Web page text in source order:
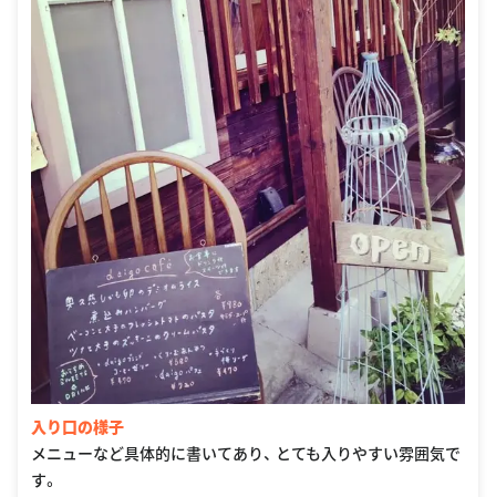
入り口の様子
メニューなど具体的に書いてあり、 とても入りやすい雰囲気で
す。